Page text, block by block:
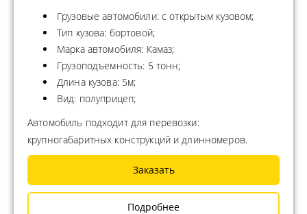
Грузовые автомобили: с открытым кузовом;
Тип кузова: бортовой;
Марка автомобиля: Камаз;
Грузоподъемность: 5 тонн;
Длина кузова: 5м;
Вид: полуприцеп;
Автомобиль подходит для перевозки:
крупногабаритных конструкций и длинномеров.
Заказать
Подробнее